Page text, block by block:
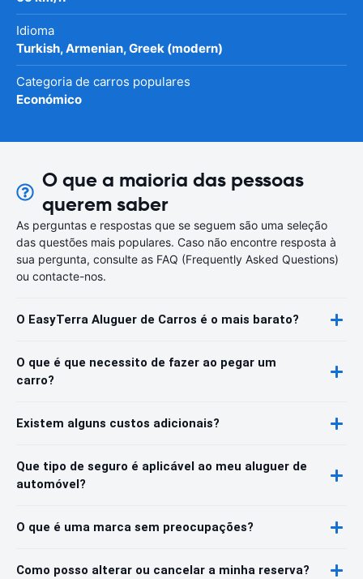
Idioma
Turkish, Armenian, Greek (modern)
Categoria de carros populares
Económico
O que a maioria das pessoas
querem saber
As perguntas e respostas que se seguem são uma seleção
das questões mais populares. Caso não encontre resposta à
sua pergunta, consulte as FAQ (Frequently Asked Questions)
ou contacte-nos.
O EasyTerra Aluguer de Carros é o mais barato?
O que é que necessito de fazer ao pegar um
carro?
Existem alguns custos adicionais?
Que tipo de seguro é aplicável ao meu aluguer de
automóvel?
O que é uma marca sem preocupações?
Como posso alterar ou cancelar a minha reserva?